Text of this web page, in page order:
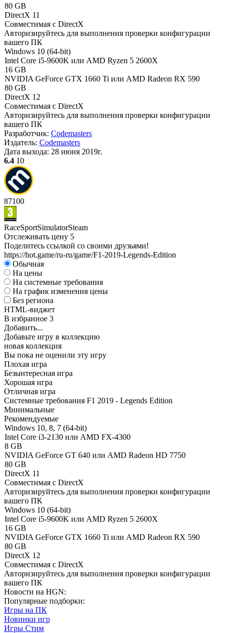
80 GB
DirectX 11
Совместимая с DirectX
Авторизируйтесь для выполнения проверки конфигурации
вашего ПК
Windows 10 (64-bit)
Intel Core i5-9600K или AMD Ryzen 5 2600X
16 GB
NVIDIA GeForce GTX 1660 Ti или AMD Radeon RX 590
80 GB
DirectX 12
Совместимая с DirectX
Авторизируйтесь для выполнения проверки конфигурации
вашего ПК
Разработчик: Codemasters
Издатель: Codemasters
Дата выхода: 28 июня 2019г.
6.4 10
87100
RaceSportSimulatorSteam
Отслеживать цену 5
Поделитесь ссылкой со своими друзьями!
https://hot.game/ru-ru/game/F1-2019-Legends-Edition
Обычная
На цены
На системные требования
На график изменения цены
Без региона
HTML-виджет
В избранное 3
Добавить...
Добавьте игру в коллекцию
новая коллекция
Вы пока не оценили эту игру
Плохая игра
Безынтересная игра
Хорошая игра
Отличная игра
Системные требования F1 2019 - Legends Edition
Минимальные
Рекомендуемые
Windows 10, 8, 7 (64-bit)
Intel Core i3-2130 или AMD FX-4300
8 GB
NVIDIA GeForce GT 640 или AMD Radeon HD 7750
80 GB
DirectX 11
Совместимая с DirectX
Авторизируйтесь для выполнения проверки конфигурации
вашего ПК
Windows 10 (64-bit)
Intel Core i5-9600K или AMD Ryzen 5 2600X
16 GB
NVIDIA GeForce GTX 1660 Ti или AMD Radeon RX 590
80 GB
DirectX 12
Совместимая с DirectX
Авторизируйтесь для выполнения проверки конфигурации
вашего ПК
Новости на HGN:
Популярные подборки:
Игры на ПК
Новинки игр
Игры Стим